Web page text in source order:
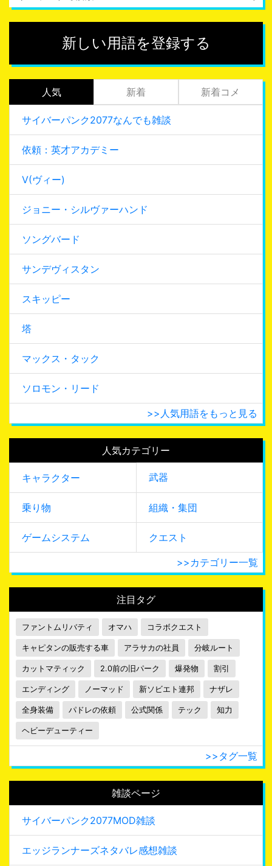
新しい用語を登録する
人気 新着 新着コメ
サイバーパンク2077なんでも雑談
依頼：英才アカデミー
V(ヴィー)
ジョニー・シルヴァーハンド
ソングバード
サンデヴィスタン
スキッピー
塔
マックス・タック
ソロモン・リード
>>人気用語をもっと見る
人気カテゴリー
キャラクター 武器
乗り物 組織・集団
ゲームシステム クエスト
>>カテゴリー一覧
注目タグ
ファントムリバティ オマハ コラボクエスト
キャピタンの販売する車 アラサカの社員 分岐ルート
カットマティック 2.0前の旧パーク 爆発物 割引
エンディング ノーマッド 新ソビエト連邦 ナザレ
全身装備 パドレの依頼 公式関係 テック 知力
ヘビーデューティー
>>タグ一覧
雑談ページ
サイバーパンク2077MOD雑談
エッジランナーズネタバレ感想雑談